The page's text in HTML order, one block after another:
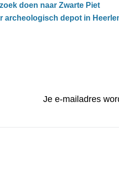
doen naar Zwarte Piet
archeologisch depot in
Je e-mailadres